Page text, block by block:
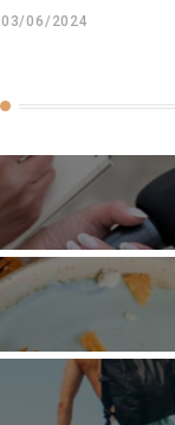
03/06/2024